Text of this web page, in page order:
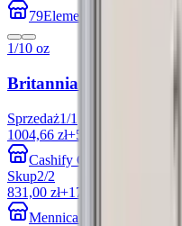
79Element
1/10 oz
Britannia 1/10 uncji
Sprzedaż1/1
1004,66 zł+52.42%
Cashify Gold
Skup2/2
831,00 zł+17.29%
Mennica Skarbowa